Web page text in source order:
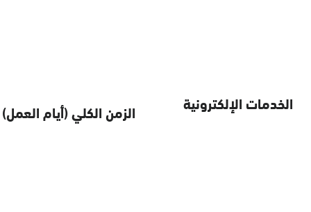
الخدمات الإلكترونية الزمن الكلي (أيام العمل)